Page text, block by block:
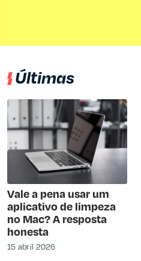
Últimas
Vale a pena usar um
aplicativo de limpeza
no Mac? A resposta
honesta
15 abril 2026